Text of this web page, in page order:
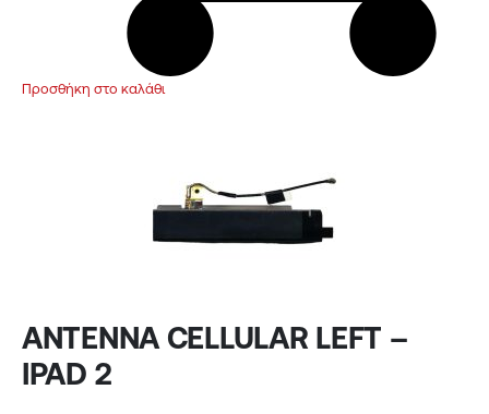
Προσθήκη στο καλάθι
ANTENNA CELLULAR LEFT –
IPAD 2